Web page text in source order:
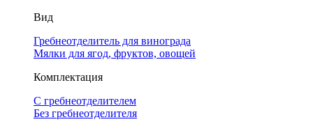
Вид
Гребнеотделитель для винограда
Мялки для ягод, фруктов, овощей
Комплектация
С гребнеотделителем
Без гребнеотделителя